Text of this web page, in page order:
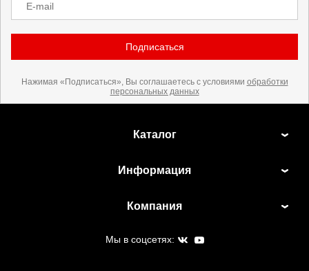
E-mail
Подписаться
Нажимая «Подписаться», Вы соглашаетесь с условиями обработки
персональных данных
Каталог
Информация
Компания
Мы в соцсетях: